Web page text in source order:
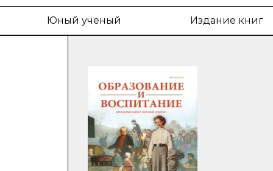
Юный ученый Издание книг